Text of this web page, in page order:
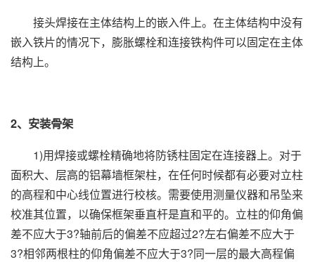
接头焊接在主体结构上的嵌入件上。在主体结构中没有
嵌入铁片的情况下，膨胀螺栓和连接铁构件可以固定在主体
结构上。
2、安装骨架
1)用焊接或螺栓精确地将防锈柱固定在连接器上。对于
面积大、层高的铝幕墙框架柱，在任何时候都有必要对立柱
的高程和中心线位置进行校核。需要使用测量仪器和吊坠来
校准其位置，以确保框架垂直杆是直和平的。立柱的仰角偏
差不应大于3?轴前后的偏差不应超过2?左右偏差不应大于
3?相邻两根柱的仰角偏差不应大于3?同一层的最大高程偏